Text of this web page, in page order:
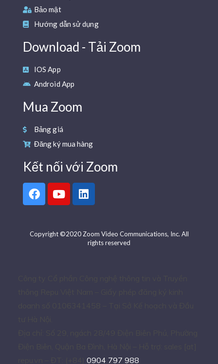
Bảo mật
Hướng dẫn sử dụng
Download - Tải Zoom
IOS App
Android App
Mua Zoom
Bảng giá
Đăng ký mua hàng
Kết nối với Zoom
Copyright ©2020 Zoom Video Communications, Inc. All
rights reserved
repu.vn – ĐT: (+84)0904 797 988